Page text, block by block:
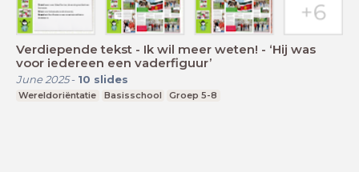
Verdiepende tekst - Ik wil meer weten! - ‘Hij was
voor iedereen een vaderfiguur’
June 2025- 10 slides
Wereldoriëntatie Basisschool Groep 5-8